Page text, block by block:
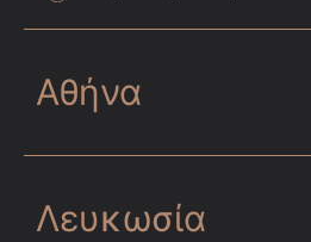
Αθήνα
Λευκωσία